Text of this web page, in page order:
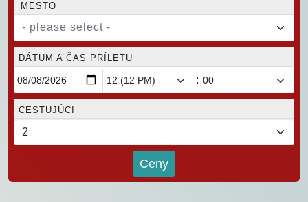
MESTO
- please select -
DÁTUM A ČAS PRÍLETU
:
CESTUJÚCI
Ceny